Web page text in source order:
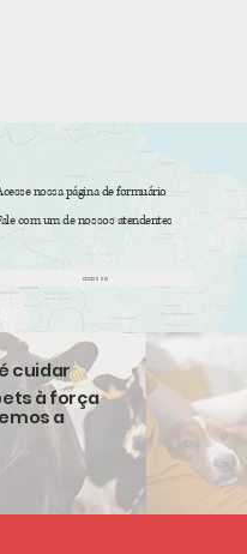
nossa página de formuário
com um de nossos atendentes
acesse
cuidar
à força
a